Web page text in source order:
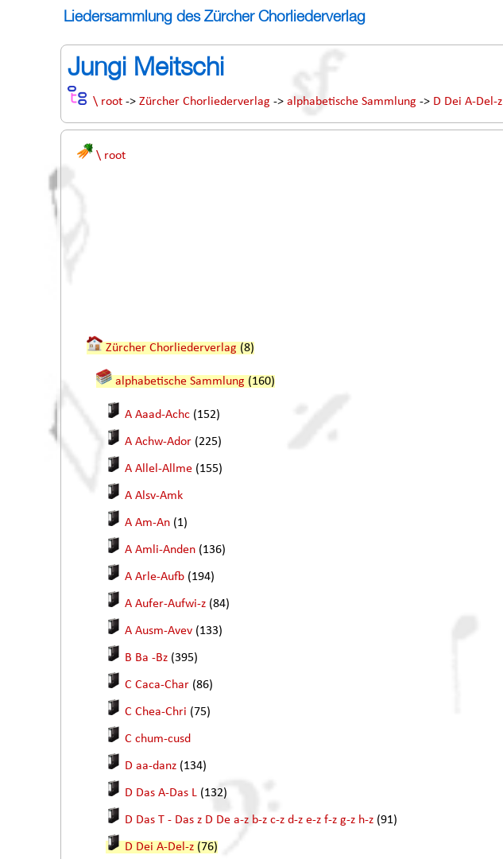
Liedersammlung des Zürcher Chorliederverlag
Jungi Meitschi
\ root -> Zürcher Chorliederverlag -> alphabetische Sammlung -> D Dei A-Del-z
\ root
Zürcher Chorliederverlag (8)
alphabetische Sammlung (160)
A Aaad-Achc (152)
A Achw-Ador (225)
A Allel-Allme (155)
A Alsv-Amk
A Am-An (1)
A Amli-Anden (136)
A Arle-Aufb (194)
A Aufer-Aufwi-z (84)
A Ausm-Avev (133)
B Ba -Bz (395)
C Caca-Char (86)
C Chea-Chri (75)
C chum-cusd
D aa-danz (134)
D Das A-Das L (132)
D Das T - Das z D De a-z b-z c-z d-z e-z f-z g-z h-z (91)
D Dei A-Del-z (76)